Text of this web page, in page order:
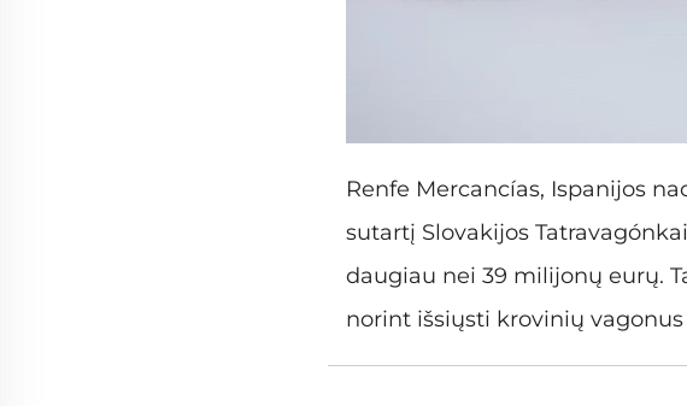
Renfe Mercancías, Ispanijos
sutartį Slovakijos
daugiau nei 39 milijonų eurų.
norint išsiųsti krovinių